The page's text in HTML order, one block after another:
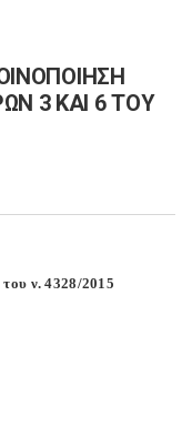
3 ΚΑΙ 6 ΤΟΥ
ν. 4328/2015